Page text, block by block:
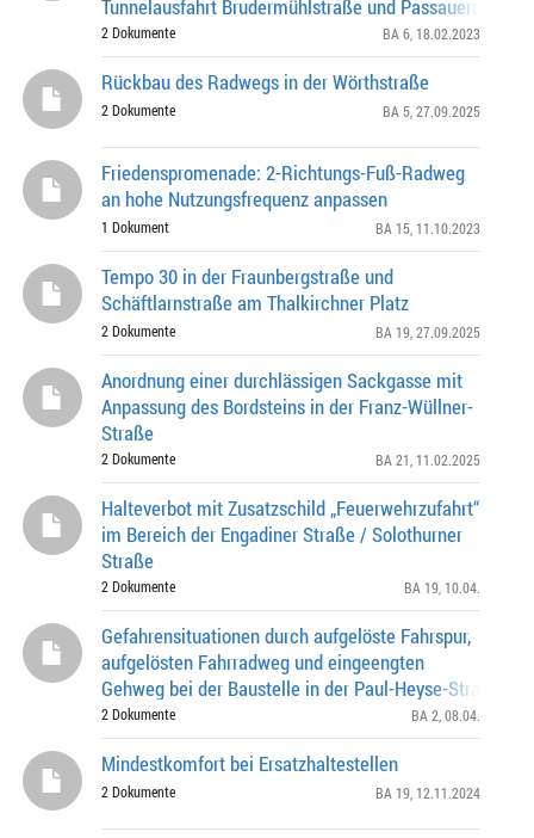
Tunnelausfahrt Brudermühlstraße und Passauerstraße
2 Dokumente BA 6 , 18.02.2023
Rückbau des Radwegs in der Wörthstraße
2 Dokumente BA 5 , 27.09.2025
Friedenspromenade: 2-Richtungs-Fuß-Radweg
an hohe Nutzungsfrequenz anpassen
1 Dokument BA 15 , 11.10.2023
Tempo 30 in der Fraunbergstraße und
Schäftlarnstraße am Thalkirchner Platz
2 Dokumente BA 19 , 27.09.2025
Anordnung einer durchlässigen Sackgasse mit
Anpassung des Bordsteins in der Franz-Wüllner-
Straße
2 Dokumente BA 21 , 11.02.2025
Halteverbot mit Zusatzschild „Feuerwehrzufahrt“
im Bereich der Engadiner Straße / Solothurner
Straße
2 Dokumente BA 19 , 10.04.
Gefahrensituationen durch aufgelöste Fahrspur,
aufgelösten Fahrradweg und eingeengten
Gehweg bei der Baustelle in der Paul-Heyse-Straße
beenden
2 Dokumente BA 2 , 08.04.
Mindestkomfort bei Ersatzhaltestellen
2 Dokumente BA 19 , 12.11.2024